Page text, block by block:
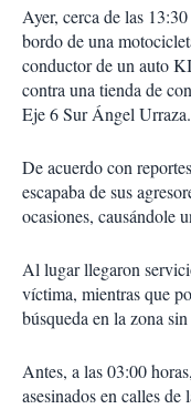
Ayer, cerca de las
bordo de una
conductor de un auto
contra una tienda de
Eje 6 Sur Ángel Urraza.
De acuerdo con
escapaba de sus
ocasiones, causándole
Al lugar llegaron
víctima, mientras que
búsqueda en la zona
Antes, a las 03:00 horas,
asesinados en calles